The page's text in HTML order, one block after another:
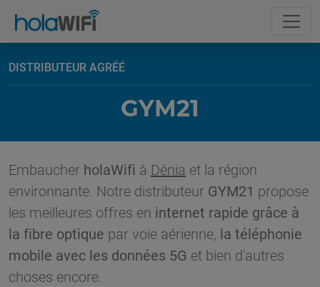
DISTRIBUTEUR AGRÉÉ
GYM21
Embaucher holaWifi à Dénia et la région
environnante. Notre distributeur GYM21 propose
les meilleures offres en internet rapide grâce à
la fibre optique par voie aérienne, la téléphonie
mobile avec les données 5G et bien d'autres
choses encore.